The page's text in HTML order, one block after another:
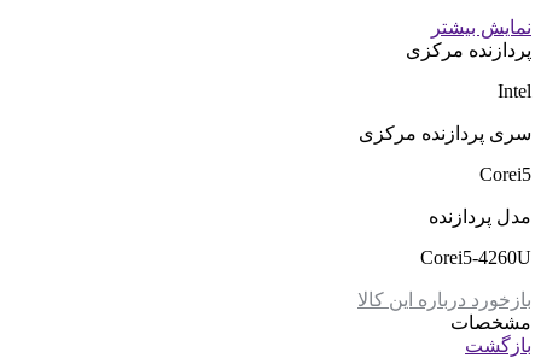
نمایش بیشتر
پردازنده مرکزی
Intel
سری پردازنده مرکزی
Corei5
مدل پردازنده
Corei5-4260U
بازخورد درباره این کالا
مشخصات
بازگشت